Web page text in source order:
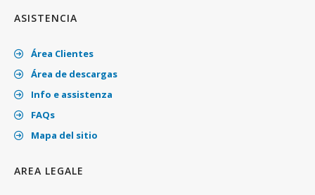
ASISTENCIA
Área Clientes
Área de descargas
Info e assistenza
FAQs
Mapa del sitio
AREA LEGALE